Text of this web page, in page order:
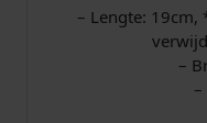
9
c
– Lengte: 19cm,
–